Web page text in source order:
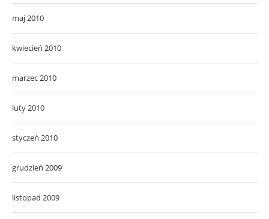
maj 2010
kwiecień 2010
marzec 2010
luty 2010
styczeń 2010
grudzień 2009
listopad 2009